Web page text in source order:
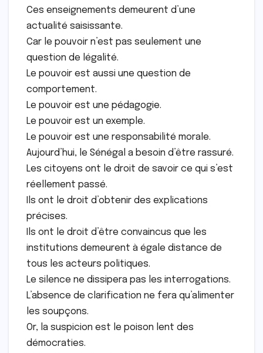
Ces enseignements demeurent d’une
actualité saisissante.
Car le pouvoir n’est pas seulement une
question de légalité.
Le pouvoir est aussi une question de
comportement.
Le pouvoir est une pédagogie.
Le pouvoir est un exemple.
Le pouvoir est une responsabilité morale.
Aujourd’hui, le Sénégal a besoin d’être rassuré.
Les citoyens ont le droit de savoir ce qui s’est
réellement passé.
Ils ont le droit d’obtenir des explications
précises.
Ils ont le droit d’être convaincus que les
institutions demeurent à égale distance de
tous les acteurs politiques.
Le silence ne dissipera pas les interrogations.
L’absence de clarification ne fera qu’alimenter
les soupçons.
Or, la suspicion est le poison lent des
démocraties.